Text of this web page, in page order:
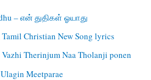
– என் துதிகள் ஓயாது
Christian New Song lyrics
Therinjum Naa Tholanji ponen
Meetparae